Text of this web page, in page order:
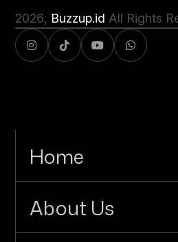
2026, Buzzup.id All Rights